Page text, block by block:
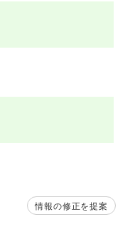
情報の修正を提案